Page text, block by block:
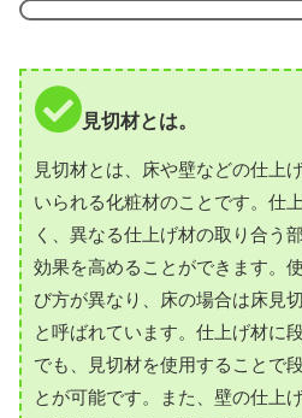
見切材とは。
見切材とは、床や壁などの仕上
いられる化粧材のことです。仕
く、異なる仕上げ材の取り合う
効果を高めることができます。
び方が異なり、床の場合は床見
と呼ばれています。仕上げ材に
でも、見切材を使用することで
とが可能です。また、壁の仕上